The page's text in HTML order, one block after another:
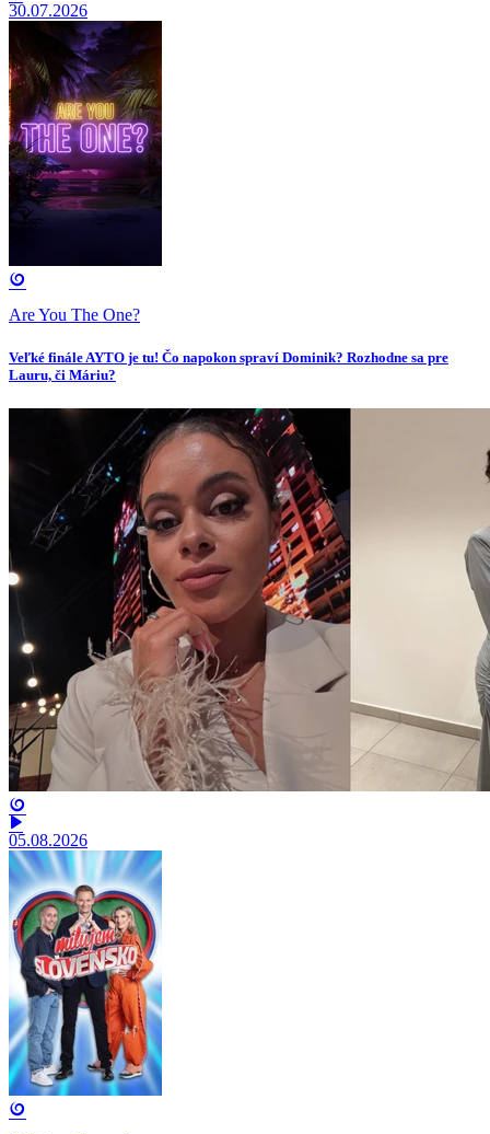
30.07.2026
Are You The One?
Veľké finále AYTO je tu! Čo napokon spraví Dominik? Rozhodne sa pre
Lauru, či Máriu?
05.08.2026